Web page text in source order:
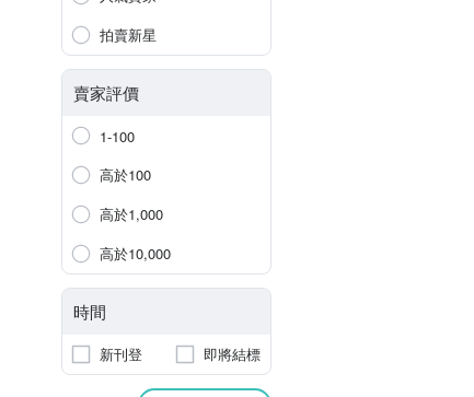
拍賣新星
賣家評價
1-100
高於100
高於1,000
高於10,000
時間
新刊登 即將結標